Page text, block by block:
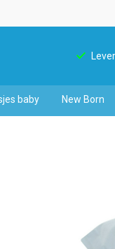
baby New Born